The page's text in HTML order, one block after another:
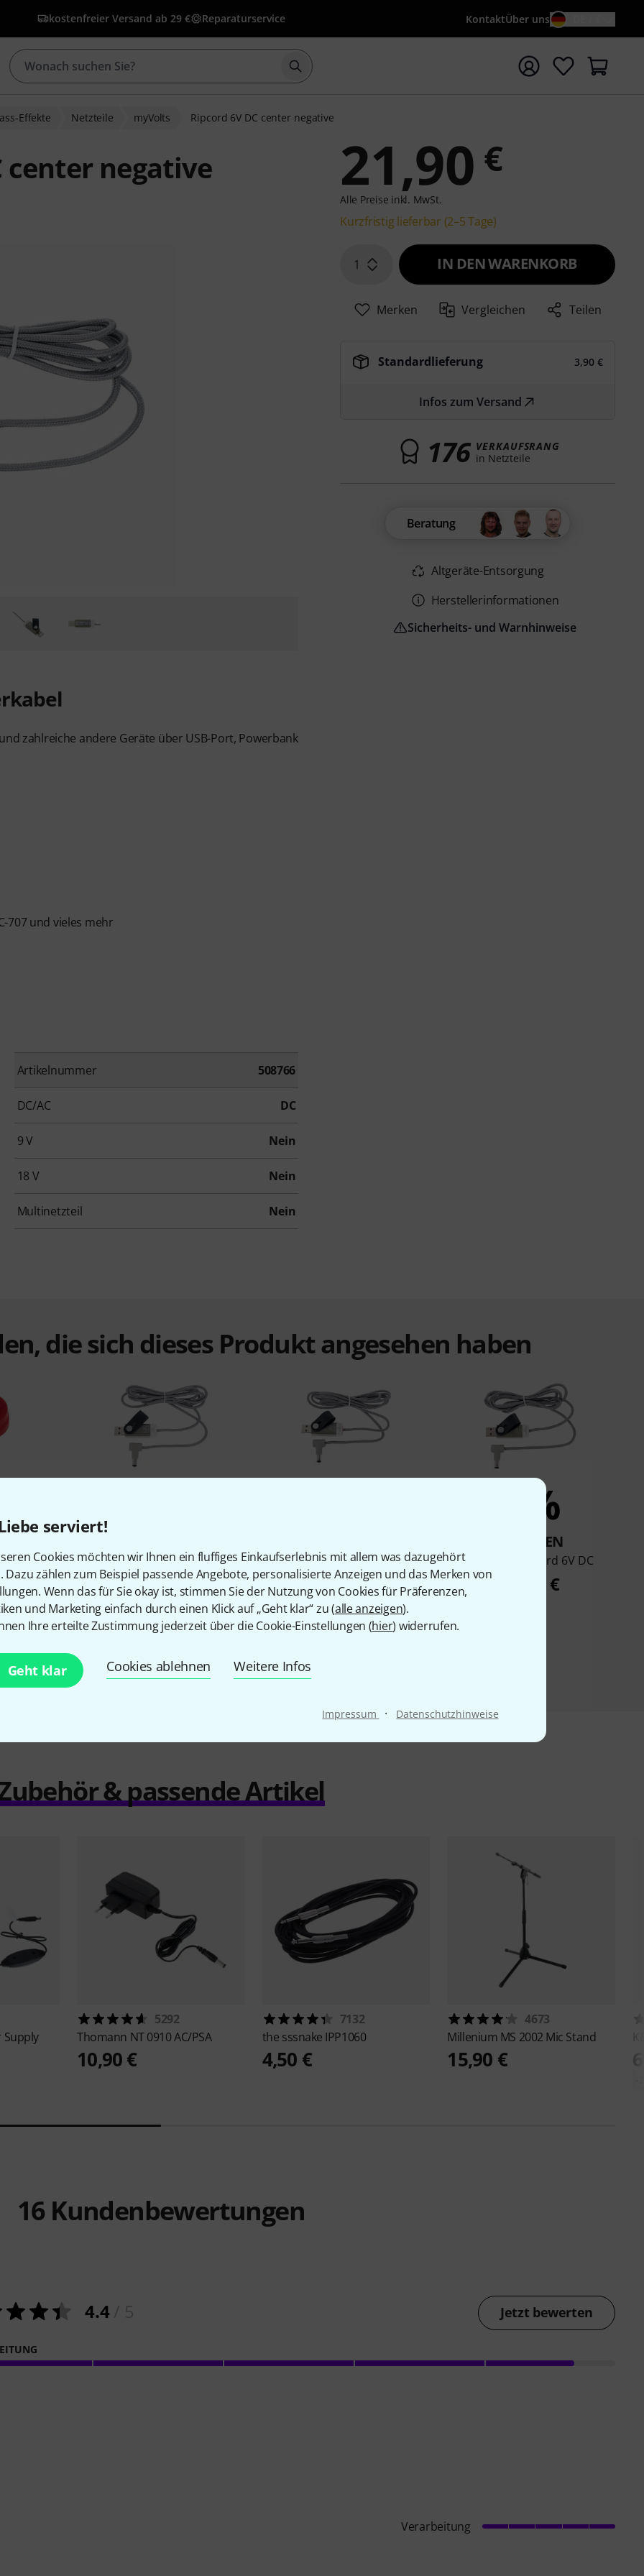
serviert!
Cookies möchten wir Ihnen ein fluffiges Einkaufserlebnis mit allem was dazugehört
Dazu zählen zum Beispiel passende Angebote, personalisierte Anzeigen und das Merken von
Wenn das für Sie okay ist, stimmen Sie der Nutzung von Cookies für Präferenzen,
und Marketing einfach durch einen Klick auf „Geht klar“ zu (alle anzeigen).
Ihre erteilte Zustimmung jederzeit über die Cookie-Einstellungen (hier) widerrufen.
Geht klar Cookies ablehnen Weitere Infos
Impressum · Datenschutzhinweise
kostenfreier Versand ab 29 € Reparaturservice KontaktÜber uns
Suche mit Suchwort {searchTerm} starten
Effekte Netzteile myVolts Ripcord 6V DC center negative
center negative
zahlreiche andere Geräte über USB-Port, Powerbank
707 und vieles mehr
Artikelnummer 508766
DC/AC DC
9 V Nein
18 V Nein
Multinetzteil Nein
21,90 €
Alle Preise inkl. MwSt.
Kurzfristig lieferbar (2–5 Tage)
1 IN DEN WARENKORB
Merken Vergleichen Teilen
Standardlieferung 3,90 €
Infos zum Versand
176 VERKAUFSRANG
in Netzteile
Beratung
Altgeräte-Entsorgung
Herstellerinformationen
Sicherheits- und Warnhinweise
die sich dieses Produkt angesehen haben
9V Center
myVolts Ripcord 12V DC
21,90 €
myVolts Ripcord 9V DC center
negative
21,90 €
6%
KAUFTEN
myVolts Ripcord 6V DC
21,90 €
Vergleichen
& passende Artikel
Supply
5292
Thomann NT 0910 AC/PSA
10,90 €
7132
the sssnake IPP1060
4,50 €
4673
Millenium MS 2002 Mic Stand
15,90 €
16Kundenbewertungen
4.4/ 5 Jetzt bewerten
Verarbeitung